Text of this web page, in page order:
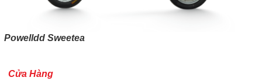
Powelldd Sweetea
Cửa Hàng